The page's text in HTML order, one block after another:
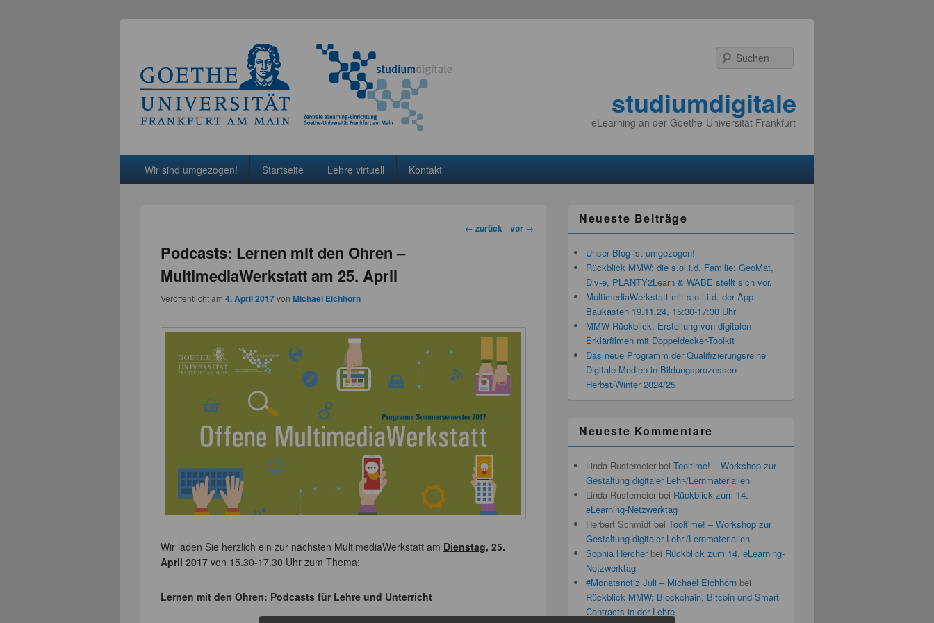
studiumdigitale
eLearning an der Goethe-Universität Frankfurt
HauptmenüWeiter zum Hauptinhalt
Weiter zum Sekundärinhalt
Wir sind umgezogen! Startseite Lehre virtuell Kontakt
Beitragsnavigation
← zurück vor →
Podcasts: Lernen mit den Ohren –
MultimediaWerkstatt am 25. April
Veröffentlicht am4. April 2017vonMichael Eichhorn
Wir laden Sie herzlich ein zur nächsten MultimediaWerkstatt am Dienstag, 25.
April 2017 von 15.30-17.30 Uhr zum Thema:
Lernen mit den Ohren: Podcasts für Lehre und Unterricht
Neueste Beiträge
Unser Blog ist umgezogen!
Rückblick MMW: die s.ol.i.d. Familie: GeoMat,
Div-e, PLANTY2Learn & WABE stellt sich vor.
MultimediaWerkstatt mit s.o.l.i.d. der App-
Baukasten 19.11.24, 15:30-17:30 Uhr
MMW Rückblick: Erstellung von digitalen
Erklärfilmen mit Doppeldecker-Toolkit
Das neue Programm der Qualifizierungsreihe
Digitale Medien in Bildungsprozessen –
Herbst/Winter 2024/25
Neueste Kommentare
Linda Rustemeier bei Tooltime! – Workshop zur
Gestaltung digitaler Lehr-/Lernmaterialien
Linda Rustemeier bei Rückblick zum 14.
eLearning-Netzwerktag
Herbert Schmidt bei Tooltime! – Workshop zur
Gestaltung digitaler Lehr-/Lernmaterialien
Sophia Hercher bei Rückblick zum 14. eLearning-
Netzwerktag
#Monatsnotiz Juli – Michael Eichhorn bei
Rückblick MMW: Blockchain, Bitcoin und Smart
Contracts in der Lehre